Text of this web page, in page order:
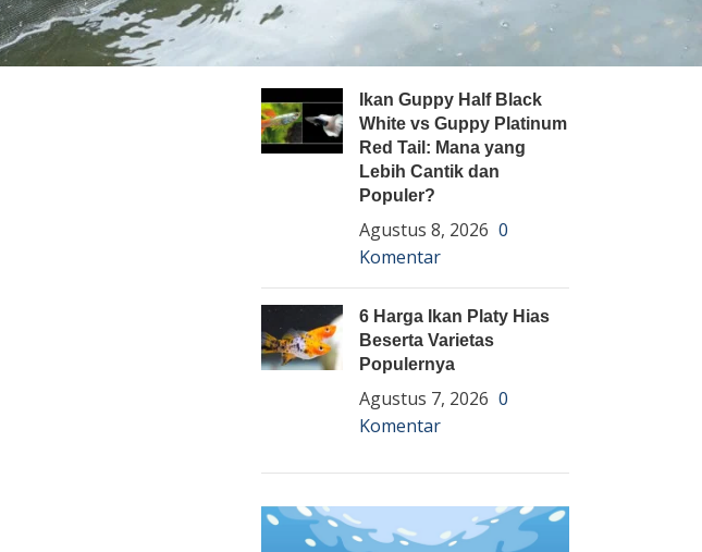
ARTIKEL TERBARU
Ikan Guppy Half Black
White vs Guppy Platinum
Red Tail: Mana yang
Lebih Cantik dan
Populer?
Agustus 8, 2026 0
Komentar
6 Harga Ikan Platy Hias
Beserta Varietas
Populernya
Agustus 7, 2026 0
Komentar